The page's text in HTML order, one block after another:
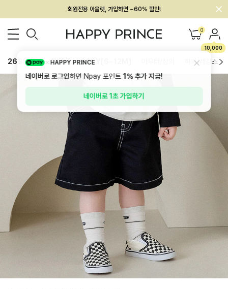
회원전용 아울렛, 가입하면 ~60% 할인!
멤버십 최대 28,000원 혜택 0
10,000
26SS 신상 BEST BABY[6~12M] 하의/레깅스
HAPPY PRINCE
네이버로 로그인하면 Npay 포인트1%추가 지급!
네이버로 1초 가입하기